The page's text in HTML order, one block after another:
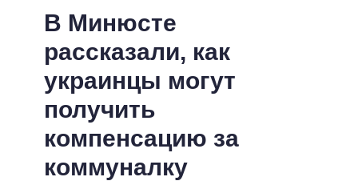
ЛЕНТА
СОБЫТИЯ
СТАТЬИ
МНЕНИЯ
ОБЗОРЫ
ДАЙДЖЕСТЫ
ЭКОНОМИКА
ОБЩЕСТВО
МИР
ОБЕЩАНИЯ
ПОЛИТИКИ
ВСЕ ПОЛИТИКИ
ПРЕЗИДЕНТ И ОФИС
ВЕРХОВНАЯ РАДА
КАБИНЕТ МИНИСТРОВ
ИНФОГРАФИКА
ВИДЕО
ПОДДЕРЖАТЬ
В Минюсте
рассказали, как
украинцы могут
получить
компенсацию за
коммуналку